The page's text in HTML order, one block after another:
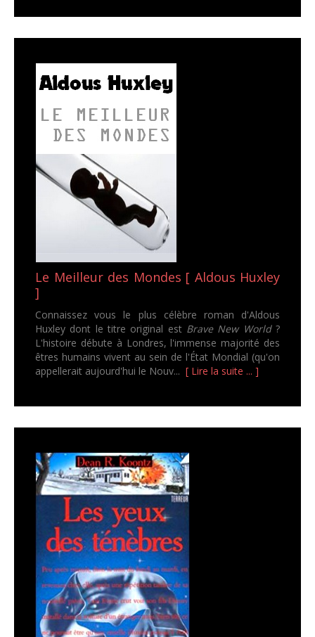
Le Meilleur des Mondes [ Aldous Huxley
]
Connaissez vous le plus célèbre roman d'Aldous
Huxley dont le titre original est Brave New World?
L'histoire débute à Londres, l'immense majorité des
êtres humains vivent au sein de l'État Mondial (qu'on
appellerait aujourd'hui le Nouv... [ Lire la suite ... ]